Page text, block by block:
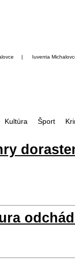
| Iuventa
Kultúra Šport